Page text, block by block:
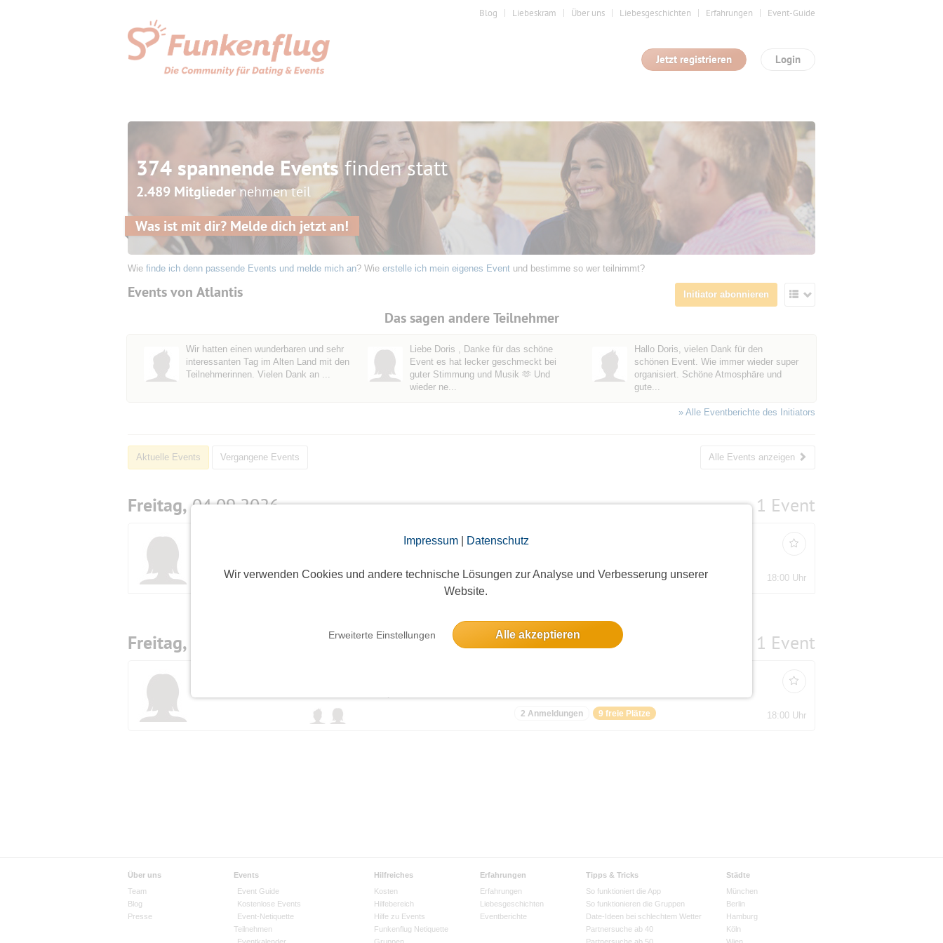
Impressum| Datenschutz
Wir verwenden Cookies und andere technische Lösungen zur Analyse und Verbesserung unserer
Website.
Erweiterte Einstellungen Alle akzeptieren
Blog Liebeskram Über uns Liebesgeschichten Erfahrungen Event-Guide
Login
Jetzt registrieren
374 spannende Eventsfinden statt
2.489 Mitgliedernehmen teil
Was ist mit dir? Melde dich jetzt an!
Wie finde ich denn passende Events und melde mich an? Wie erstelle ich mein eigenes Event und bestimme so wer teilnimmt?
Events von Atlantis Initiator abonnieren
Das sagen andere Teilnehmer
Wir hatten einen wunderbaren und sehr
interessanten Tag im Alten Land mit den
Teilnehmerinnen. Vielen Dank an ...
Liebe Doris , Danke für das schöne
Event es hat lecker geschmeckt bei
guter Stimmung und Musik 🫶 Und
wieder ne...
Hallo Doris, vielen Dank für den
schönen Event. Wie immer wieder super
organisiert. Schöne Atmosphäre und
gute...
» Alle Eventberichte des Initiators
Aktuelle Events Vergangene Events Alle Events anzeigen
Freitag,04.09.2026 1 Event
Fantasia und Sapori d'Italia bei Alberto
7 Anmeldungen 2 freie Plätze 18:00 Uhr
Freitag, 1 Event
2 Anmeldungen 9 freie Plätze 18:00 Uhr
Über uns
Team
Blog
Presse
Events
Event Guide
Kostenlose Events
Event-Netiquette
Teilnehmen
Hilfreiches
Kosten
Hilfebereich
Hilfe zu Events
Funkenflug Netiquette
Erfahrungen
Erfahrungen
Liebesgeschichten
Eventberichte
Tipps & Tricks
So funktioniert die App
So funktionieren die Gruppen
Date-Ideen bei schlechtem Wetter
Partnersuche ab 40
Städte
München
Berlin
Hamburg
Köln